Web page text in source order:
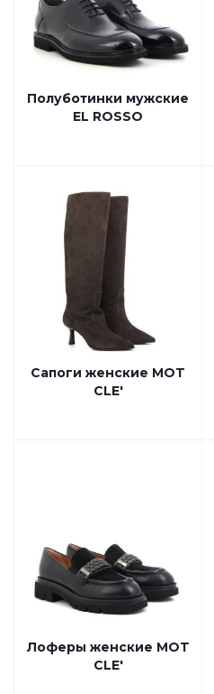
Полуботинки мужские
EL ROSSO
Сапоги женские MOT
CLE'
Лоферы женские MOT
CLE'